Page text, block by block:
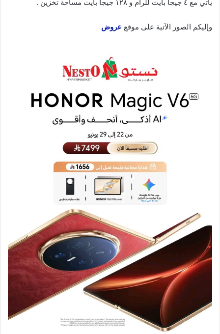
يأتي مع ٤ جيجا بايت للرام و ١٢٨ جيجا بايت مساحة تخزين .
وإليكم الصور الآتية على موقع عروض